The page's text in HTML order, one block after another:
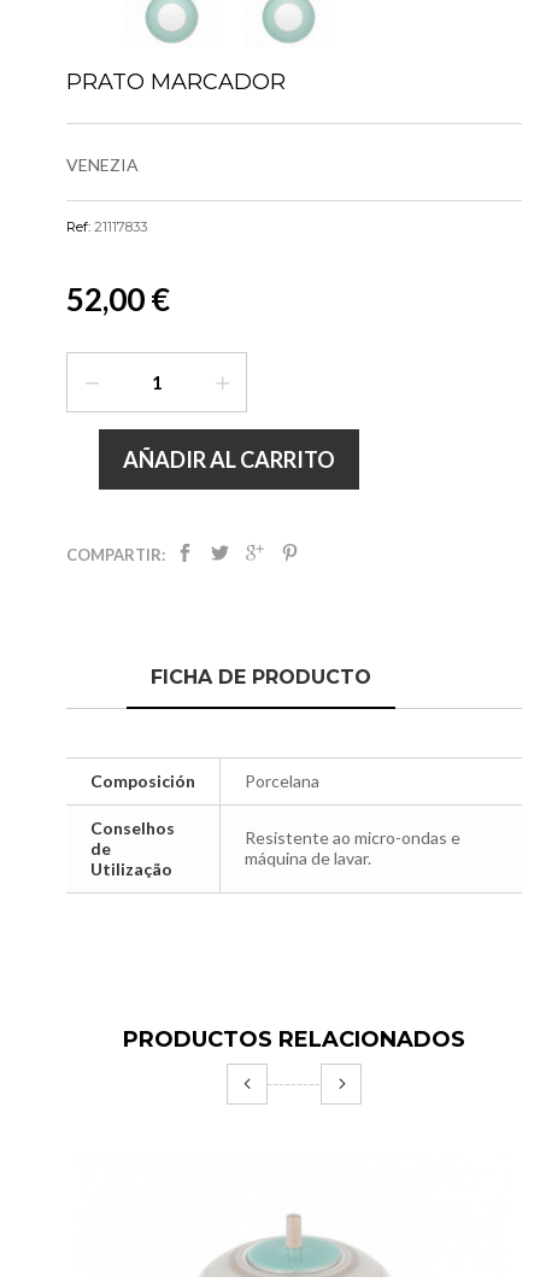
PRATO MARCADOR
VENEZIA
Ref: 21117833
52,00 €
AÑADIR AL CARRITO
COMPARTIR:
FICHA DE PRODUCTO
Composición Porcelana
Conselhos
de
Utilização
Resistente ao micro-ondas e
máquina de lavar.
PRODUCTOS RELACIONADOS